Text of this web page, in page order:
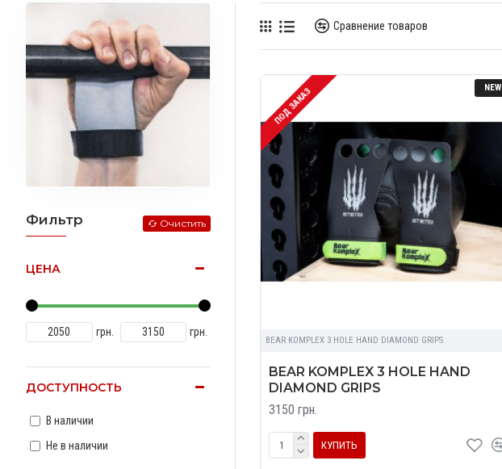
Фильтр Очистить
ЦЕНА
грн. грн.
ДОСТУПНОСТЬ
В наличии
Не в наличии
Сравнение товаров
NEW
ПОД ЗАКАЗ
BEAR KOMPLEX 3 HOLE HAND DIAMOND GRIPS
BEAR KOMPLEX 3 HOLE HAND
DIAMOND GRIPS
3150 грн.
КУПИТЬ